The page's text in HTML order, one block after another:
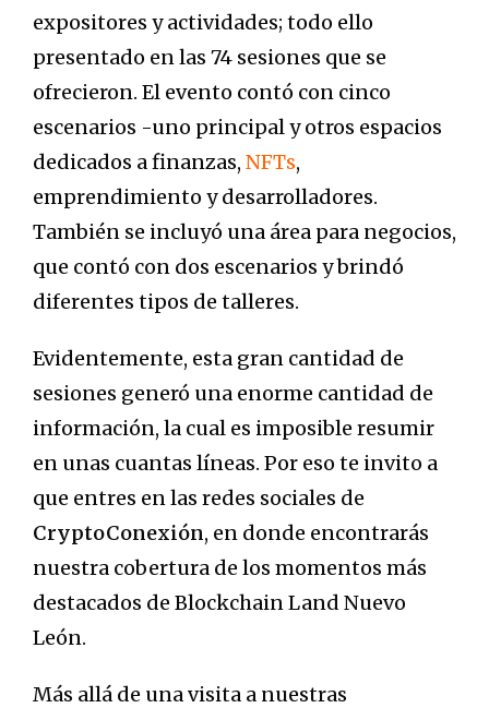
expositores y actividades; todo ello
presentado en las 74 sesiones que se
ofrecieron. El evento contó con cinco
escenarios -uno principal y otros espacios
dedicados a finanzas, NFTs,
emprendimiento y desarrolladores.
También se incluyó una área para negocios,
que contó con dos escenarios y brindó
diferentes tipos de talleres.
Evidentemente, esta gran cantidad de
sesiones generó una enorme cantidad de
información, la cual es imposible resumir
en unas cuantas líneas. Por eso te invito a
que entres en las redes sociales de
CryptoConexión, en donde encontrarás
nuestra cobertura de los momentos más
destacados de Blockchain Land Nuevo
León.
Más allá de una visita a nuestras